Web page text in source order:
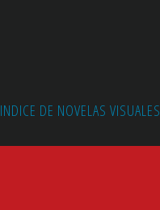
INDICE DE NOVELAS VISUALES